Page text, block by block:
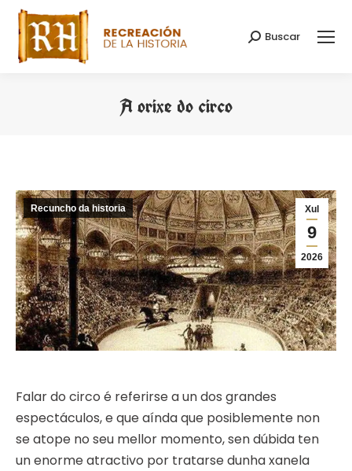
Search:
Buscar
A orixe do circo
Xul
9
2026
Recuncho da historia
Falar do circo é referirse a un dos grandes
espectáculos, e que aínda que posiblemente non
se atope no seu mellor momento, sen dúbida ten
un enorme atractivo por tratarse dunha xanela